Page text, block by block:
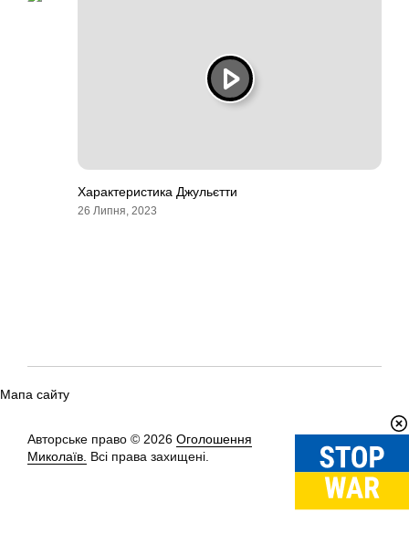
Характеристика Джульєтти
26 Липня, 2023
Мапа сайту
Авторське право © 2026 Оголошення
Миколаїв. Всі права захищені.
Вгору↑